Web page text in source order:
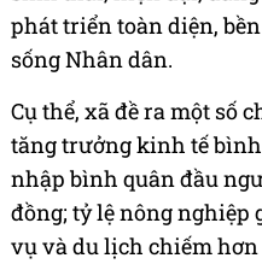
phát triển toàn diện,
sống Nhân dân.
Cụ thể, xã đề ra một số
tăng trưởng kinh tế bình
nhập bình quân đầu
đồng; tỷ lệ nông nghiệp
vụ và du lịch chiếm hơn